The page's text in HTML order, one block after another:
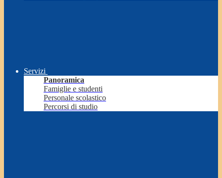
Servizi
Panoramica
Famiglie e studenti
Personale scolastico
Percorsi di studio